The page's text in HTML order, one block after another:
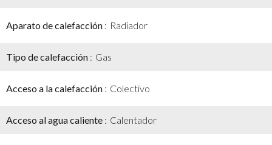
Aparato de calefacción Radiador
Tipo de calefacción Gas
Acceso a la calefacción Colectivo
Acceso al agua caliente Calentador